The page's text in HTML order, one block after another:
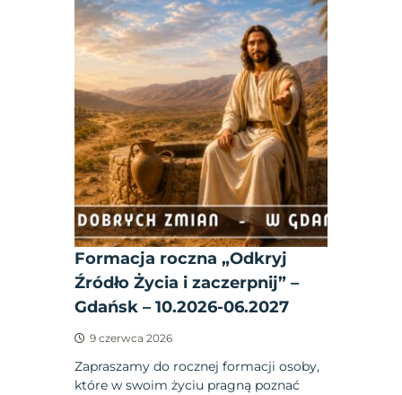
Formacja roczna „Odkryj
Źródło Życia i zaczerpnij” –
Gdańsk – 10.2026-06.2027
9 czerwca 2026
Zapraszamy do rocznej formacji osoby,
które w swoim życiu pragną poznać